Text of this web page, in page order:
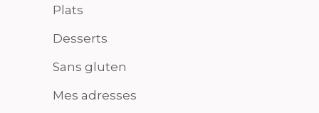
Plats
Desserts
Sans gluten
Mes adresses